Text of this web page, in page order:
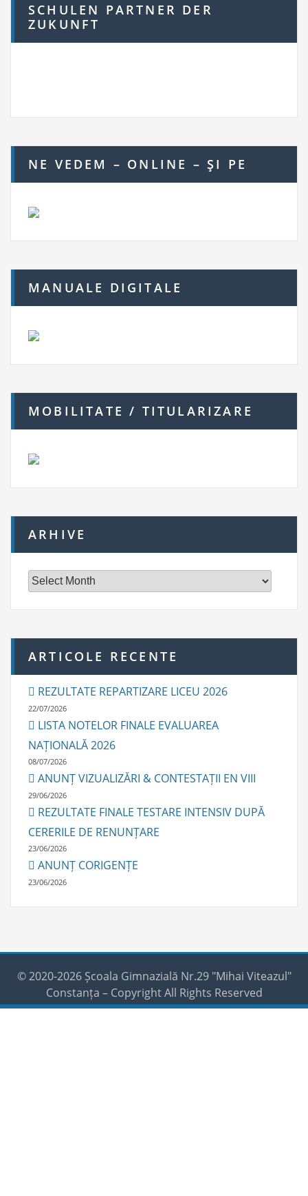
SCHULEN PARTNER DER
ZUKUNFT
NE VEDEM – ONLINE – ŞI PE
MANUALE DIGITALE
MOBILITATE / TITULARIZARE
ARHIVE
e
ARTICOLE RECENTE
REZULTATE REPARTIZARE LICEU 2026
22/07/2026
LISTA NOTELOR FINALE EVALUAREA
NAȚIONALĂ 2026
08/07/2026
ANUNȚ VIZUALIZĂRI & CONTESTAȚII EN VIII
29/06/2026
REZULTATE FINALE TESTARE INTENSIV DUPĂ
CERERILE DE RENUNȚARE
23/06/2026
ANUNȚ CORIGENȚE
23/06/2026
© 2020-2026 Școala Gimnazială Nr.29 "Mihai Viteazul"
Constanța – Copyright All Rights Reserved